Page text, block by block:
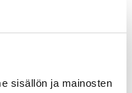
sisällön ja mainosten
Paloheimonkatu